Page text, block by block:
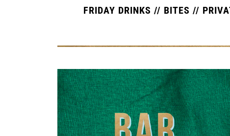
FRIDAY DRINKS // BITES //